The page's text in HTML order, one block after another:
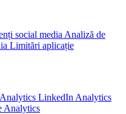
social media Analiză de
Limitări aplicație
Analytics LinkedIn Analytics
Analytics